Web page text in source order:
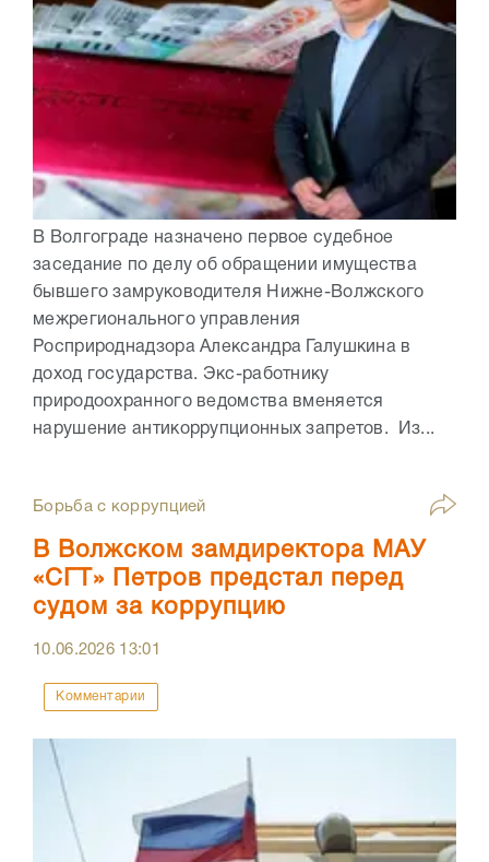
В Волгограде назначено первое судебное
заседание по делу об обращении имущества
бывшего замруководителя Нижне-Волжского
межрегионального управления
Росприроднадзора Александра Галушкина в
доход государства. Экс-работнику
природоохранного ведомства вменяется
нарушение антикоррупционных запретов. Из...
Борьба с коррупцией
В Волжском замдиректора МАУ
«СГТ» Петров предстал перед
судом за коррупцию
10.06.2026 13:01
Комментарии